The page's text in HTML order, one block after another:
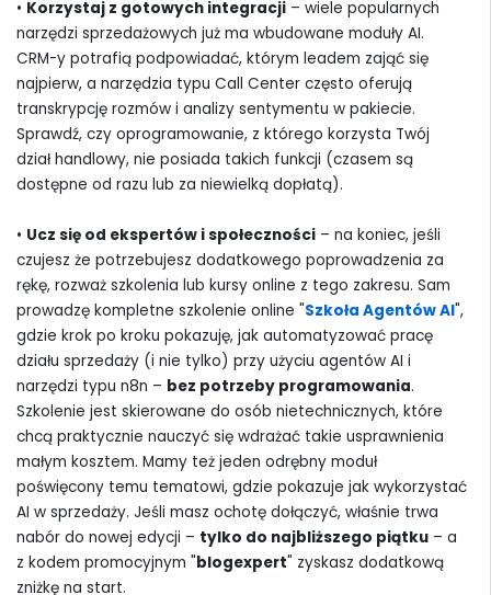
• Korzystaj z gotowych integracji – wiele popularnych
narzędzi sprzedażowych już ma wbudowane moduły AI.
CRM-y potrafią podpowiadać, którym leadem zająć się
najpierw, a narzędzia typu Call Center często oferują
transkrypcję rozmów i analizy sentymentu w pakiecie.
Sprawdź, czy oprogramowanie, z którego korzysta Twój
dział handlowy, nie posiada takich funkcji (czasem są
dostępne od razu lub za niewielką dopłatą).
• Ucz się od ekspertów i społeczności – na koniec, jeśli
czujesz że potrzebujesz dodatkowego poprowadzenia za
rękę, rozważ szkolenia lub kursy online z tego zakresu. Sam
prowadzę kompletne szkolenie online "Szkoła Agentów AI",
gdzie krok po kroku pokazuję, jak automatyzować pracę
działu sprzedaży (i nie tylko) przy użyciu agentów AI i
narzędzi typu n8n – bez potrzeby programowania.
Szkolenie jest skierowane do osób nietechnicznych, które
chcą praktycznie nauczyć się wdrażać takie usprawnienia
małym kosztem. Mamy też jeden odrębny moduł
poświęcony temu tematowi, gdzie pokazuje jak wykorzystać
AI w sprzedaży. Jeśli masz ochotę dołączyć, właśnie trwa
nabór do nowej edycji – tylko do najbliższego piątku – a
z kodem promocyjnym "blogexpert" zyskasz dodatkową
zniżkę na start.